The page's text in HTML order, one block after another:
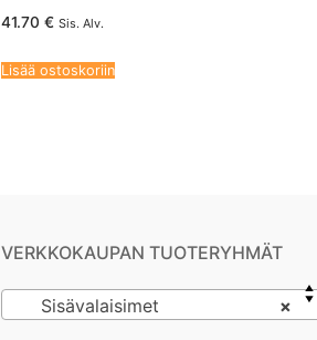
41.70 € Sis. Alv.
Lisää ostoskoriin
VERKKOKAUPAN TUOTERYHMÄT
×
Sisävalaisimet